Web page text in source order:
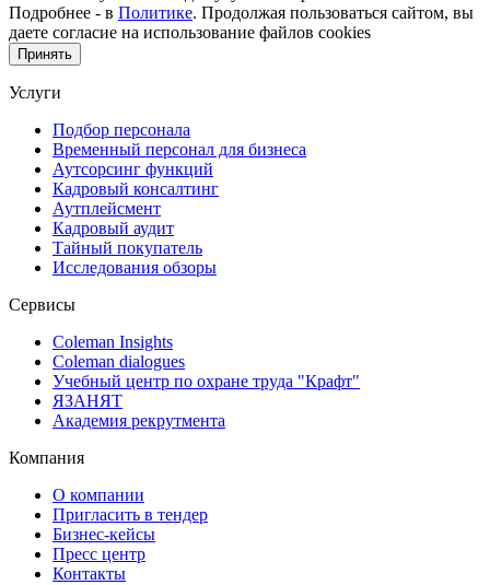
Подробнее - в Политике. Продолжая пользоваться сайтом, вы
даете согласие на использование файлов cookies
Принять
Услуги
Подбор персонала
Временный персонал для бизнеса
Аутсорсинг функций
Кадровый консалтинг
Аутплейсмент
Кадровый аудит
Тайный покупатель
Исследования обзоры
Сервисы
Coleman Insights
Coleman dialogues
Учебный центр по охране труда "Крафт"
ЯЗАНЯТ
Академия рекрутмента
Компания
О компании
Пригласить в тендер
Бизнес-кейсы
Пресс центр
Контакты